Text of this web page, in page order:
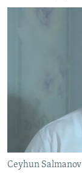
AZƏRBAYCAN
İSLAM VƏ
İZ - MƏDƏNIYYƏT
PEŞƏ ETIKASI
BIZIMLƏ ƏLAQƏ
RFE/RL-in
Ceyhun Salmanov